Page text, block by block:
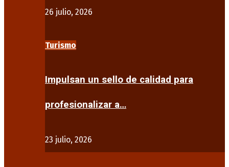
26 julio, 2026
Turismo
Impulsan un sello de calidad para
profesionalizar a…
23 julio, 2026